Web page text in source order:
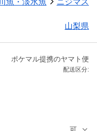
川魚・淡水魚 ニジマス
山梨県
ポケマル提携のヤマト便
配送区分:
可